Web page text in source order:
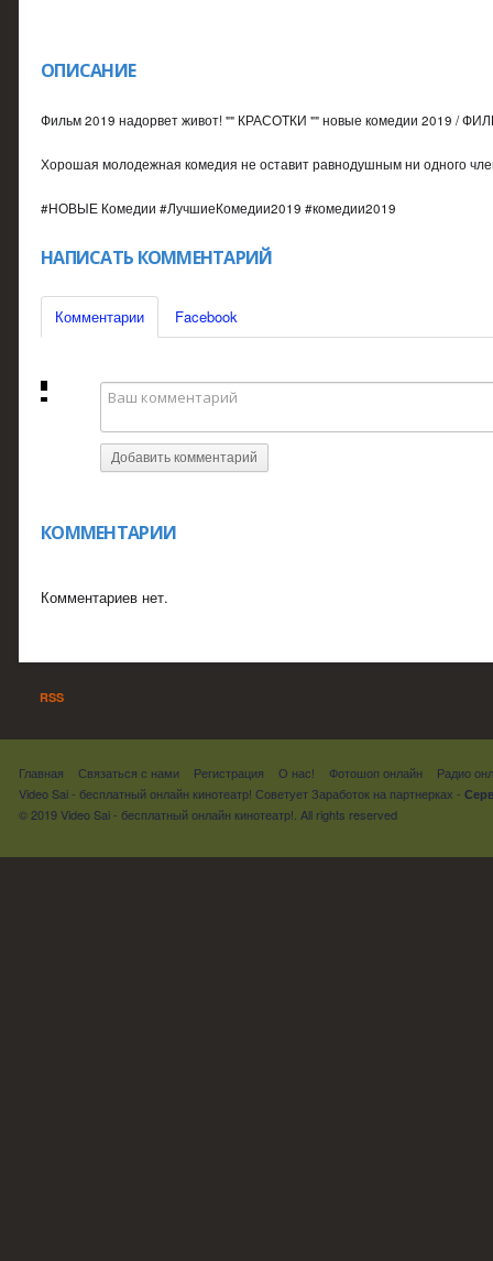
ОПИСАНИЕ
Фильм 2019 надорвет живот! "" КРАСОТКИ "" новые комедии 2019 /
Хорошая молодежная комедия не оставит равнодушным ни одного
#НОВЫЕ Комедии #ЛучшиеКомедии2019 #комедии2019
НАПИСАТЬ КОММЕНТАРИЙ
Комментарии Facebook
Добавить комментарий
КОММЕНТАРИИ
Комментариев нет.
RSS
Главная Связаться с нами Регистрация О нас! Фотошоп онлайн
Радио
Video Sai - бесплатный онлайн кинотеатр! Советует Заработок на партнерках -
© 2019 Video Sai - бесплатный онлайн кинотеатр!. All rights reserved